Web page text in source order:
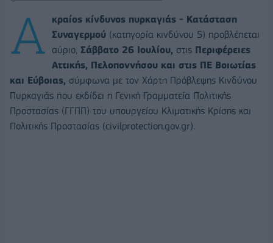
Α
κραίος κίνδυνος πυρκαγιάς - Κατάσταση
Συναγερμού (κατηγορία κινδύνου 5) προβλέπεται
αύριο, Σάββατο 26 Ιουλίου, στις Περιφέρειες
Αττικής, Πελοποννήσου και στις ΠΕ Βοιωτίας
και Εύβοιας, σύμφωνα με τον Χάρτη Πρόβλεψης Κινδύνου
Πυρκαγιάς που εκδίδει η Γενική Γραμματεία Πολιτικής
Προστασίας (ΓΓΠΠ) του υπουργείου Κλιματικής Κρίσης και
Πολιτικής Προστασίας (civilprotection.gov.gr).